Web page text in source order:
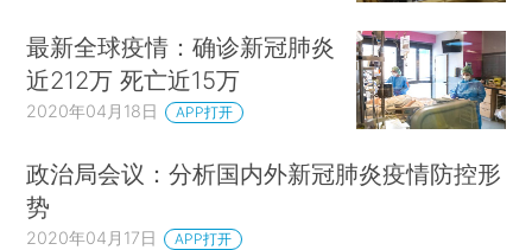
最新全球疫情：确诊新冠肺炎
近212万 死亡近15万
2020年04月18日 APP打开
政治局会议：分析国内外新冠肺炎疫情防控形
势
2020年04月17日 APP打开